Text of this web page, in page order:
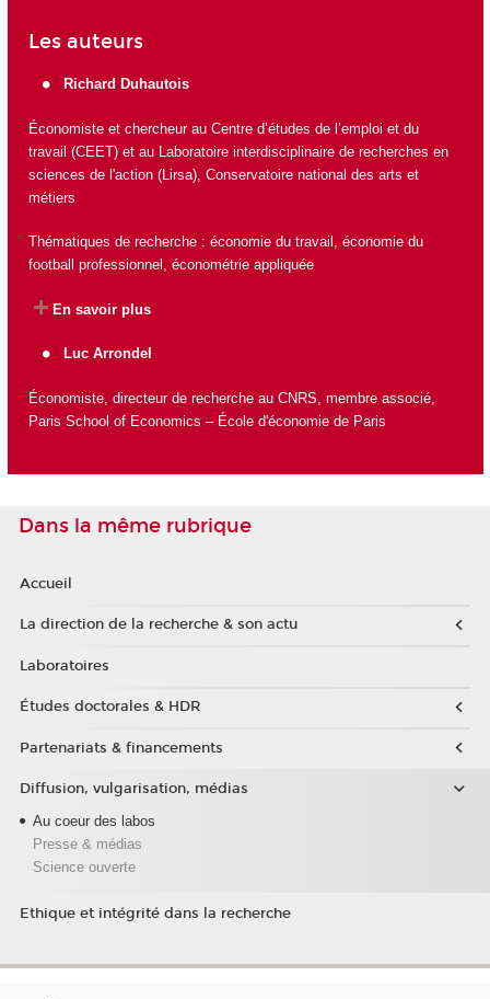
Les auteurs
Richard Duhautois
Économiste et chercheur au Centre d’études de l’emploi et du
travail (CEET)et au
Laboratoire interdisciplinaire de recherches en
sciences de l'action (Lirsa), Conservatoire national des arts et
métiers
Thématiques de recherche : économie du travail, économie du
football professionnel, économétrie appliquée
En savoir plus
Luc Arrondel
Économiste, directeur de recherche au CNRS, membre associé,
Paris School of Economics – École d'économie de Paris
Dans la même rubrique
Accueil
La direction de la recherche & son actu
Laboratoires
Études doctorales & HDR
Partenariats & financements
Diffusion, vulgarisation, médias
Au coeur des labos
Presse & médias
Science ouverte
Ethique et intégrité dans la recherche